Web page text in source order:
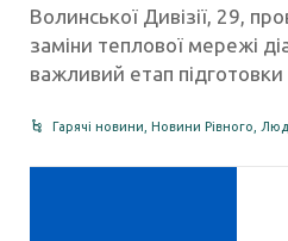
Волинської Дивізії, 29,
заміни теплової мережі
важливий етап
Гарячі новини ,Новини Рівного